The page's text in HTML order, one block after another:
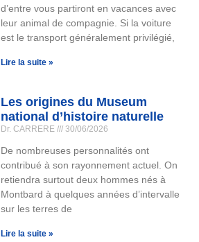
d’entre vous partiront en vacances avec
leur animal de compagnie. Si la voiture
est le transport généralement privilégié,
Lire la suite »
Les origines du Museum
national d’histoire naturelle
Dr. CARRERE 30/06/2026
De nombreuses personnalités ont
contribué à son rayonnement actuel. On
retiendra surtout deux hommes nés à
Montbard à quelques années d’intervalle
sur les terres de
Lire la suite »